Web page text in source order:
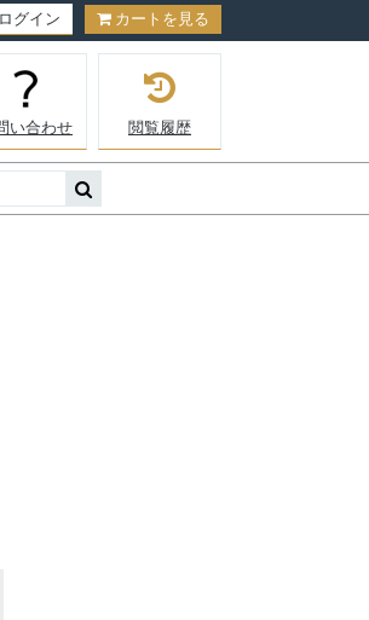
ログイン カートを見る
い合わせ 閲覧履歴